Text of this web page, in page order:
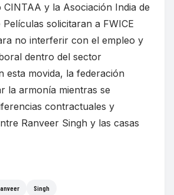
CINTAA y la Asociación India de
solicitaran a FWICE
no interferir con el empleo y
dentro del sector
esta movida, la federación
la armonía mientras se
contractuales y
Ranveer Singh y las casas
Singh